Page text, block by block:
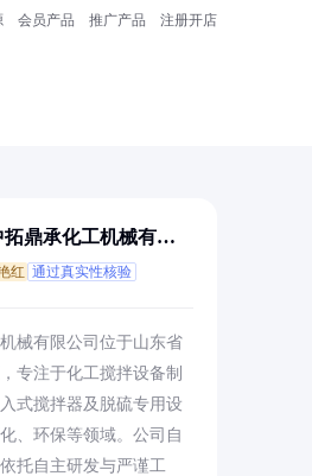
会员产品 推广产品 注册开店
拓鼎承化工机械有限
红 通过真实性核验
械有限公司位于山东省
专注于化工搅拌设备制
式搅拌器及脱硫专用设
、环保等领域。公司自
托自主研发与严谨工